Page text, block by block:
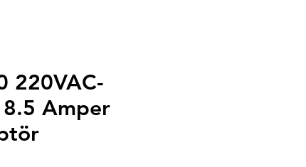
220VAC-
Amper